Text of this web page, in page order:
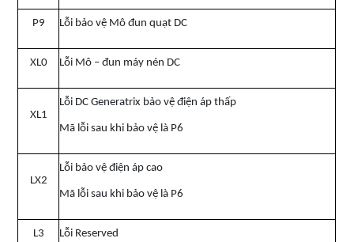
P9 Lỗi bảo vệ Mô đun quạt DC
XL0 Lỗi Mô – đun máy nén DC
XL1
Lỗi DC Generatrix bảo vệ điện áp thấp
Mã lỗi sau khi bảo vệ là P6
LX2
Lỗi bảo vệ điện áp cao
Mã lỗi sau khi bảo vệ là P6
L3 Lỗi Reserved